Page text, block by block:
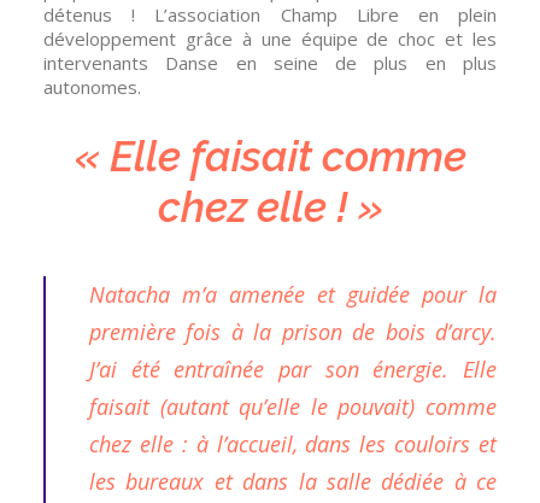
détenus ! L’association Champ Libre en plein
développement grâce à une équipe de choc et les
intervenants Danse en seine de plus en plus
autonomes.
« Elle faisait comme
chez elle ! »
Natacha m’a amenée et guidée pour la
première fois à la prison de bois d’arcy.
J’ai été entraînée par son énergie. Elle
faisait (autant qu’elle le pouvait) comme
chez elle : à l’accueil, dans les couloirs et
les bureaux et dans la salle dédiée à ce